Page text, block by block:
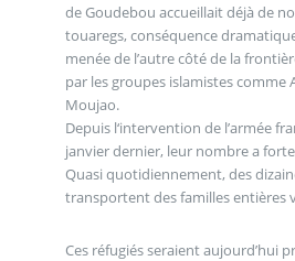
de Goudebou accueillait déjà de
touaregs, conséquence
menée de l’autre côté de la
par les groupes islamistes comme
Moujao.
Depuis l‘intervention de l’armée
janvier dernier, leur nombre a
Quasi quotidiennement, des
transportent des familles entières
Ces réfugiés seraient aujourd’hui